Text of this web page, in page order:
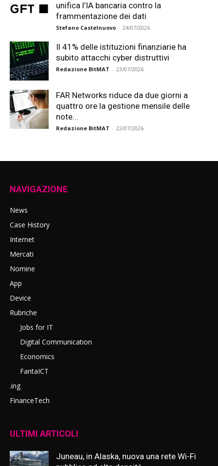
unifica l’IA bancaria contro la
frammentazione dei dati
Stefano Castelnuovo - 24/07/2026
Il 41% delle istituzioni finanziarie ha
subito attacchi cyber distruttivi
Redazione BitMAT - 23/07/2026
FAR Networks riduce da due giorni a
quattro ore la gestione mensile delle
note...
Redazione BitMAT - 22/07/2026
NAVIGAZIONE
News
Case History
Internet
Mercati
Nomine
App
Device
Rubriche
Jobs for IT
Digital Communication
Economics
FantaICT
.ing
FinanceTech
ULTIMI ARTICOLI
Juneau, in Alaska, nuova una rete Wi-Fi